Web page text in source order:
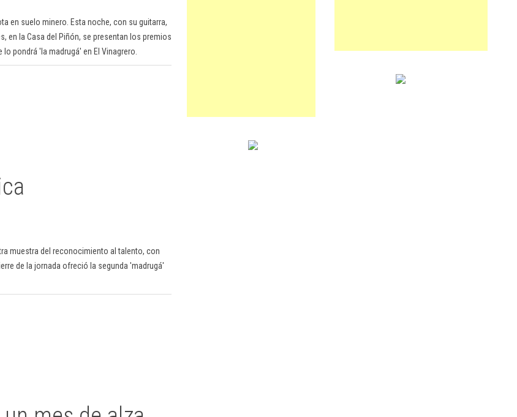
en suelo minero. Esta noche, con su guitarra,
en la Casa del Piñón, se presentan los premios
lo pondrá 'la madrugá' en El Vinagrero.
muestra del reconocimiento al talento, con
de la jornada ofreció la segunda 'madrugá'